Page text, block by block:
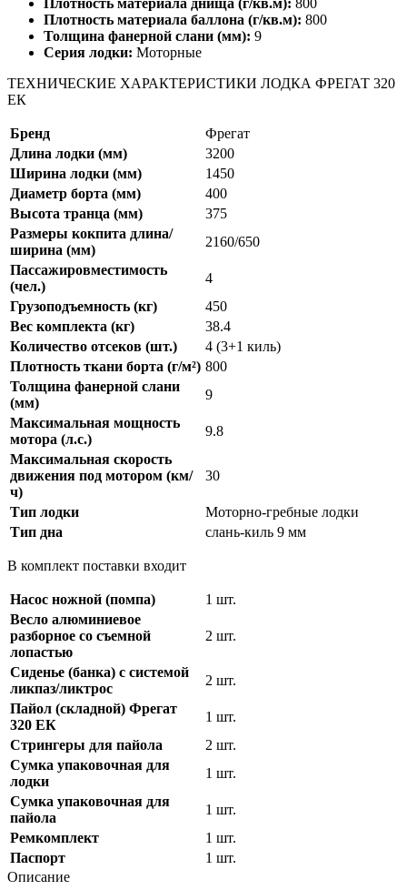
Плотность материала днища (г/кв.м): 800
Плотность материала баллона (г/кв.м): 800
Толщина фанерной слани (мм): 9
Серия лодки: Моторные
ТЕХНИЧЕСКИЕ ХАРАКТЕРИСТИКИ ЛОДКА ФРЕГАТ 320
ЕК
Бренд
Фрегат
Длина лодки (мм)
3200
Ширина лодки (мм)
1450
Диаметр борта (мм)
400
Высота транца (мм)
375
Размеры кокпита длина/
ширина (мм)
2160/650
Пассажировместимость
(чел.)
4
Грузоподъемность (кг)
450
Вес комплекта (кг)
38.4
Количество отсеков (шт.)
4 (3+1 киль)
Плотность ткани борта (г/м²) 800
Толщина фанерной слани
(мм)
9
Максимальная мощность
мотора (л.с.)
9.8
Максимальная скорость
движения под мотором (км/
ч)
30
Тип лодки
Моторно-гребные лодки
Тип дна
слань-киль 9 мм
В комплект поставки входит
Насос ножной (помпа)
1 шт.
Весло алюминиевое
разборное со съемной
лопастью
2 шт.
Сиденье (банка) с системой
ликпаз/ликтрос
2 шт.
Пайол (складной) Фрегат
320 ЕК
1 шт.
Стрингеры для пайола
2 шт.
Сумка упаковочная для
лодки
1 шт.
Сумка упаковочная для
пайола
1 шт.
Ремкомплект
1 шт.
Паспорт
1 шт.
Описание